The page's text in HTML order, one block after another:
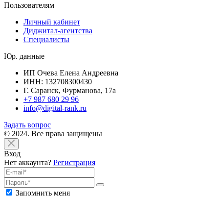
Пользователям
Личный кабинет
Диджитал-агентства
Специалисты
Юр. данные
ИП Очева Елена Андреевна
ИНН: 132708300430
Г. Саранск, Фурманова, 17а
+7 987 680 29 96
info@digital-rank.ru
Задать вопрос
© 2024. Все права защищены
Вход
Нет аккаунта? Регистрация
Запомнить меня